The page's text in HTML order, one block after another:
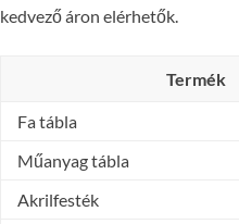
kedvező áron elérhetők.
Termék
Fa tábla
Műanyag tábla
Akrilfesték